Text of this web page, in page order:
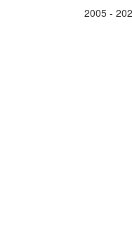
2005 -